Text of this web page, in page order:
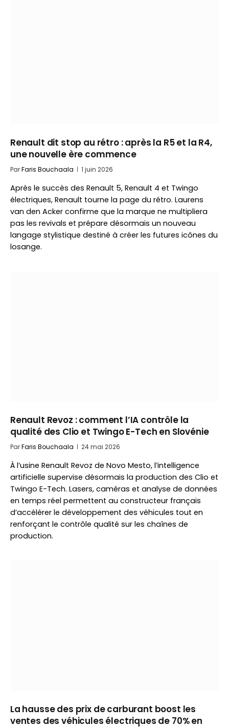
Renault dit stop au rétro : après la R5 et la R4,
une nouvelle ère commence
ParFaris Bouchaala 1 juin 2026
Après le succès des Renault 5, Renault 4 et Twingo
électriques, Renault tourne la page du rétro. Laurens
van den Acker confirme que la marque ne multipliera
pas les revivals et prépare désormais un nouveau
langage stylistique destiné à créer les futures icônes du
losange.
Renault Revoz : comment l’IA contrôle la
qualité des Clio et Twingo E-Tech en Slovénie
ParFaris Bouchaala 24 mai 2026
À l’usine Renault Revoz de Novo Mesto, l’intelligence
artificielle supervise désormais la production des Clio et
Twingo E-Tech. Lasers, caméras et analyse de données
en temps réel permettent au constructeur français
d’accélérer le développement des véhicules tout en
renforçant le contrôle qualité sur les chaînes de
production.
La hausse des prix de carburant boost les
ventes des véhicules électriques de 70% en